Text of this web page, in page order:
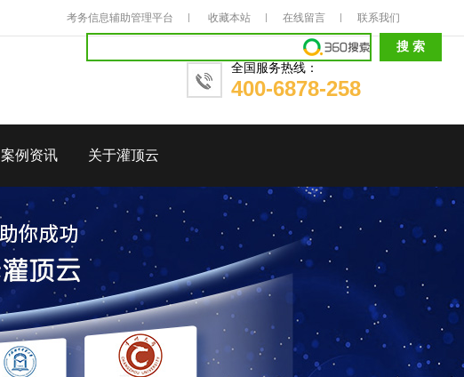
考务信息辅助管理平台 收藏本站 在线留言 联系我们
全国服务热线：
400-6878-258
案例资讯 关于灌顶云